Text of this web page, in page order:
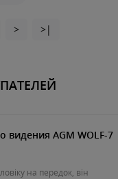
> >|
видения AGM WOLF-7
на передок, він